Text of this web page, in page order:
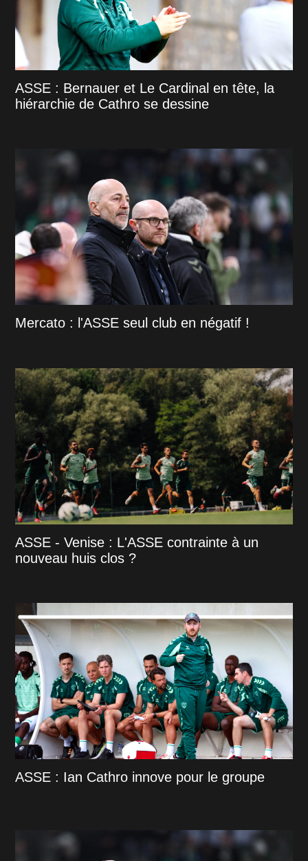
ASSE : Bernauer et Le Cardinal en tête, la
hiérarchie de Cathro se dessine
Mercato : l'ASSE seul club en négatif !
ASSE - Venise : L'ASSE contrainte à un
nouveau huis clos ?
ASSE : Ian Cathro innove pour le groupe